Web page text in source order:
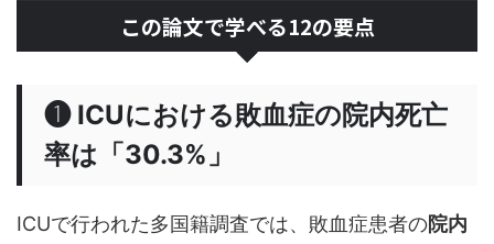
この論文で学べる12の要点
❶ ICUにおける敗血症の院内死亡
率は「30.3%」
ICUで行われた多国籍調査では、敗血症患者の院内